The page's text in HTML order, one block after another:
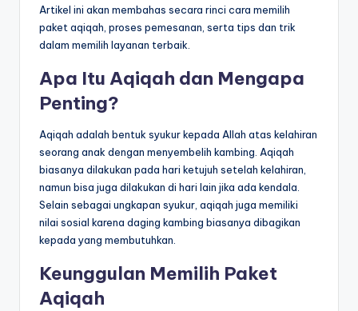
Artikel ini akan membahas secara rinci cara memilih
paket aqiqah, proses pemesanan, serta tips dan trik
dalam memilih layanan terbaik.
Apa Itu Aqiqah dan Mengapa
Penting?
Aqiqah adalah bentuk syukur kepada Allah atas kelahiran
seorang anak dengan menyembelih kambing. Aqiqah
biasanya dilakukan pada hari ketujuh setelah kelahiran,
namun bisa juga dilakukan di hari lain jika ada kendala.
Selain sebagai ungkapan syukur, aqiqah juga memiliki
nilai sosial karena daging kambing biasanya dibagikan
kepada yang membutuhkan.
Keunggulan Memilih Paket
Aqiqah